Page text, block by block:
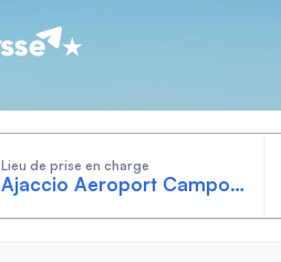
Lieu de prise en charge